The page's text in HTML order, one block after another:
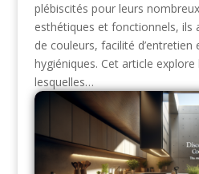
plébiscités pour leurs
esthétiques et fonctionnels, ils
de couleurs, facilité d’entretien
hygiéniques. Cet article
lesquelles…